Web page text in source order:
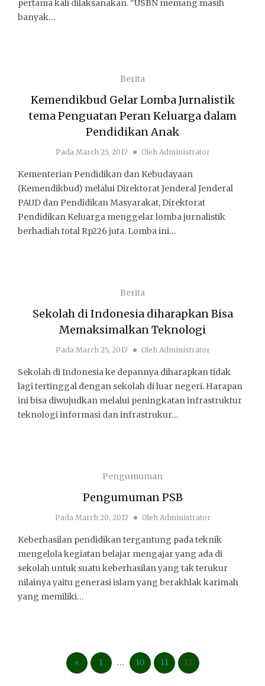
pertama kali dilaksanakan. “USBN memang masih
banyak…
Berita
Kemendikbud Gelar Lomba Jurnalistik
tema Penguatan Peran Keluarga dalam
Pendidikan Anak
PadaMarch 25, 2017 Oleh Administrator
Kementerian Pendidikan dan Kebudayaan
(Kemendikbud) melalui Direktorat Jenderal Jenderal
PAUD dan Pendidikan Masyarakat, Direktorat
Pendidikan Keluarga menggelar lomba jurnalistik
berhadiah total Rp226 juta. Lomba ini…
Berita
Sekolah di Indonesia diharapkan Bisa
Memaksimalkan Teknologi
PadaMarch 25, 2017 Oleh Administrator
Sekolah di Indonesia ke depannya diharapkan tidak
lagi tertinggal dengan sekolah di luar negeri. Harapan
ini bisa diwujudkan melalui peningkatan infrastruktur
teknologi informasi dan infrastrukur…
Pengumuman
Pengumuman PSB
PadaMarch 20, 2017 Oleh Administrator
Keberhasilan pendidikan tergantung pada teknik
mengelola kegiatan belajar mengajar yang ada di
sekolah untuk suatu keberhasilan yang tak terukur
nilainya yaitu generasi islam yang berakhlak karimah
yang memiliki…
Posts navigation
« 1 … 10 11 12